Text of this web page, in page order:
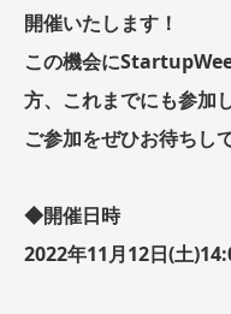
開催いたします！
この機会に
方、これまでにも参加
ご参加をぜひお待ちし
◆開催日時
2022年11月12日(土